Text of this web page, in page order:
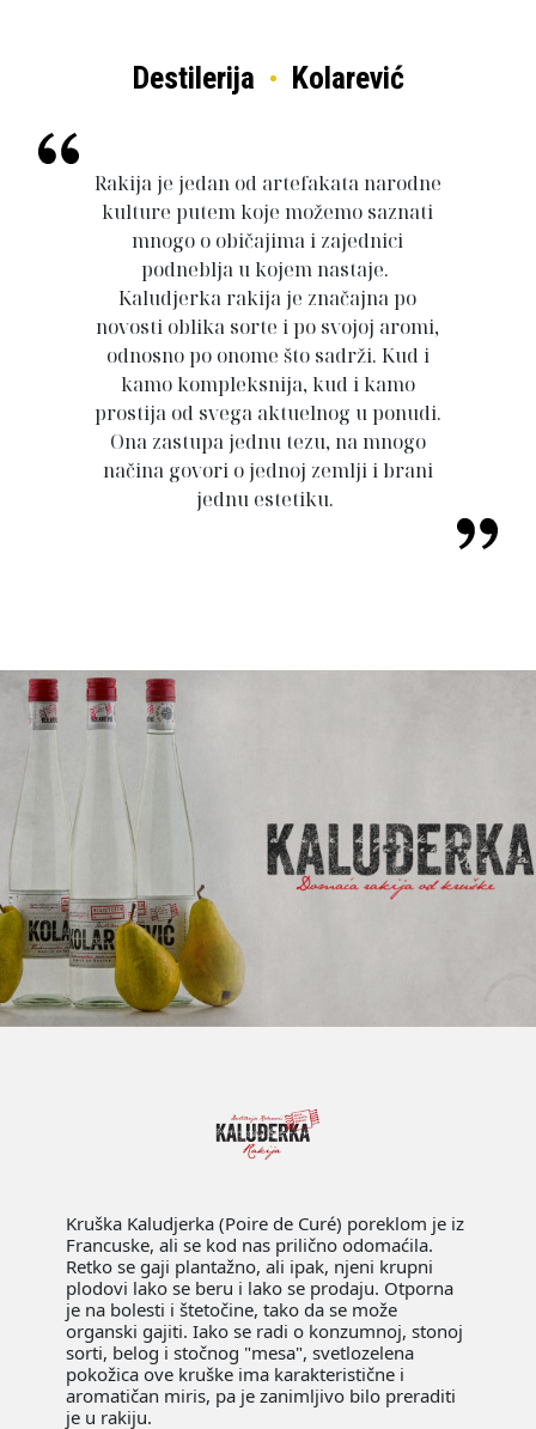
Destilerija Kolarević
Rakija je jedan od artefakata narodne
kulture putem koje možemo saznati
mnogo o običajima i zajednici
podneblja u kojem nastaje.
Kaludjerka rakija je značajna po
novosti oblika sorte i po svojoj aromi,
odnosno po onome što sadrži. Kud i
kamo kompleksnija, kud i kamo
prostija od svega aktuelnog u ponudi.
Ona zastupa jednu tezu, na mnogo
načina govori o jednoj zemlji i brani
jednu estetiku.
Kruška Kaludjerka (Poire de Curé) poreklom je iz
Francuske, ali se kod nas prilično odomaćila.
Retko se gaji plantažno, ali ipak, njeni krupni
plodovi lako se beru i lako se prodaju. Otporna
je na bolesti i štetočine, tako da se može
organski gajiti. Iako se radi o konzumnoj, stonoj
sorti, belog i stočnog "mesa", svetlozelena
pokožica ove kruške ima karakteristične i
aromatičan miris, pa je zanimljivo bilo preraditi
je u rakiju.